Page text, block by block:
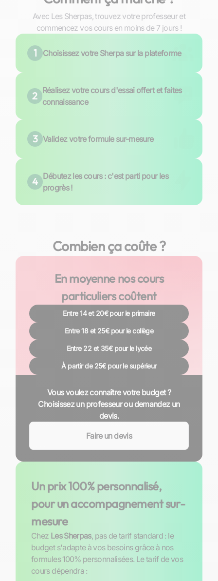
Avec Les Sherpas, trouvez votre professeur et
commencez vos cours en moins de 7 jours !
1 Choisissez votre Sherpa sur la plateforme
2 Réalisez votre cours d'essai offert et faites
connaissance
3 Validez votre formule sur-mesure
4 Débutez les cours : c'est parti pour les
progrès !
Combien ça coûte ?
En moyenne nos cours
particuliers coûtent
Entre 14 et 20€ pour le primaire
Entre 18 et 25€ pour le collège
Entre 22 et 35€ pour le lycée
À partir de 25€ pour le supérieur
Vous voulez connaître votre budget ?
Choisissez un professeur ou demandez un
devis.
Faire un devis
Un prix 100% personnalisé,
pour un accompagnement sur-
mesure
Chez Les Sherpas, pas de tarif standard : le
budget s'adapte à vos besoins grâce à nos
formules 100% personnalisées. Le tarif de vos
cours dépendra :